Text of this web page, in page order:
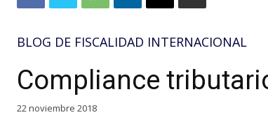
BLOG DE FISCALIDAD INTERNACIONAL
Compliance
22 noviembre 2018